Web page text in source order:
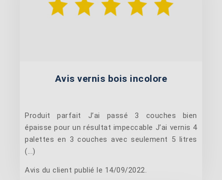
Avis vernis bois incolore
Produit parfait J’ai passé 3 couches bien
épaisse pour un résultat impeccable J’ai vernis 4
palettes en 3 couches avec seulement 5 litres
(...)
Avis du client publié le 14/09/2022.